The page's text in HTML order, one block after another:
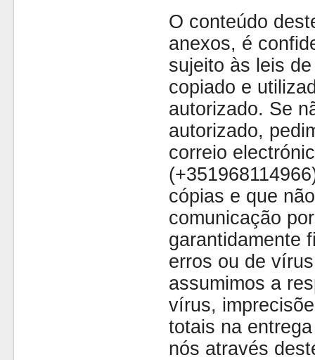
O conteúdo
anexos, é
sujeito às leis
copiado e
autorizado. Se
autorizado,
correio
cópias e que
comunicação
garantidamente
erros ou de
assumimos a
vírus,
totais na
nós através